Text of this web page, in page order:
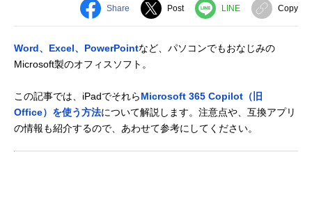
Share Post LINE Copy
Word、Excel、PowerPointなど、パソコンでもおなじみの
Microsoft製のオフィスソフト。
この記事では、iPadでそれらMicrosoft 365 Copilot（旧
Office）を使う方法について解説します。注意点や、互換アプリ
の情報も紹介するので、あわせて参考にしてください。